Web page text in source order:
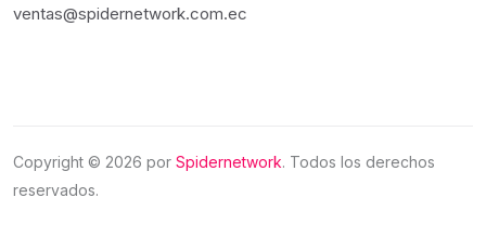
ventas@spidernetwork.com.ec
Copyright © 2026 por Spidernetwork. Todos los derechos
reservados.